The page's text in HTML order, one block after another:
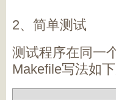
2、简单测试
测试程序在同一
Makefile写法如下